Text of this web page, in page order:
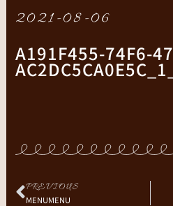
2021-08-06
A191F455-74F6-
PREVIOUS
MENUMENU